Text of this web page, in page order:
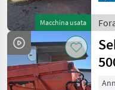
Macchina usata
/